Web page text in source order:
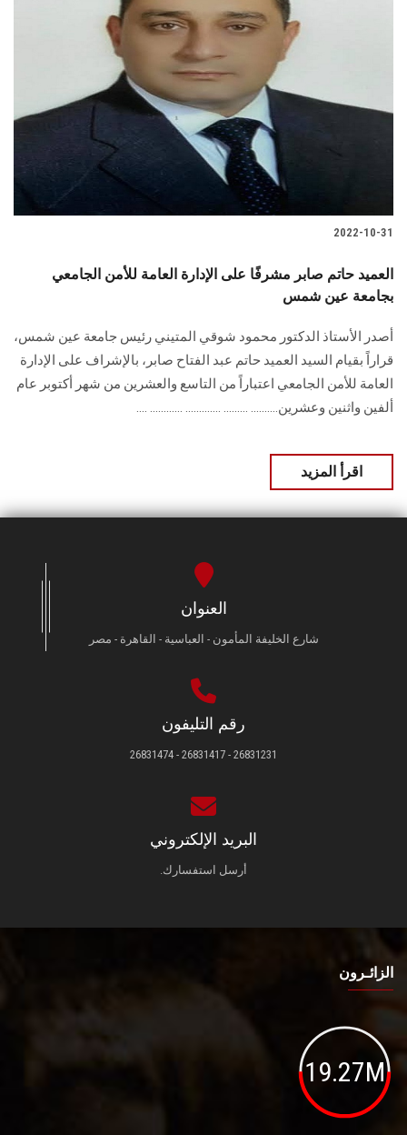
2022-10-31
العميد حاتم صابر مشرفًا على الإدارة العامة للأمن الجامعي
بجامعة عين شمس
أصدر الأستاذ الدكتور محمود شوقي المتيني رئيس جامعة عين شمس،
قراراً بقيام السيد العميد حاتم عبد الفتاح صابر، بالإشراف على الإدارة
العامة للأمن الجامعي اعتباراً من التاسع والعشرين من شهر أكتوبر عام
ألفين واثنين وعشرين.......... ......... ............. ............ ....
اقرأ المزيد
العنوان
شارع الخليفة المأمون - العباسية - القاهرة - مصر
رقم التليفون
26831231 - 26831417 - 26831474
البريد الإلكتروني
أرسل استفسارك.
الزائـرون
19.27M